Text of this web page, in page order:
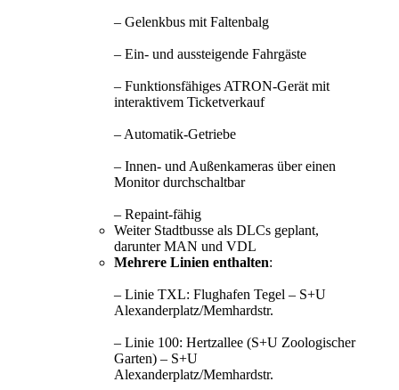
– Gelenkbus mit Faltenbalg
– Ein- und aussteigende Fahrgäste
– Funktionsfähiges ATRON-Gerät mit
interaktivem Ticketverkauf
– Automatik-Getriebe
– Innen- und Außenkameras über einen
Monitor durchschaltbar
– Repaint-fähig
Weiter Stadtbusse als DLCs geplant,
darunter MAN und VDL
Mehrere Linien enthalten:
– Linie TXL: Flughafen Tegel – S+U
Alexanderplatz/Memhardstr.
– Linie 100: Hertzallee (S+U Zoologischer
Garten) – S+U
Alexanderplatz/Memhardstr.